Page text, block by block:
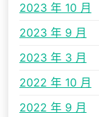
2023 年 10 月
2023 年 9 月
2023 年 3 月
2022 年 10 月
2022 年 9 月